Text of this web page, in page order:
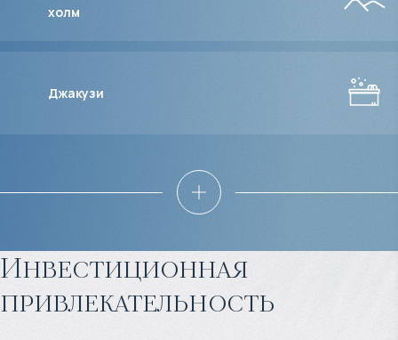
холм
Джакузи
Инвестиционная
привлекательность